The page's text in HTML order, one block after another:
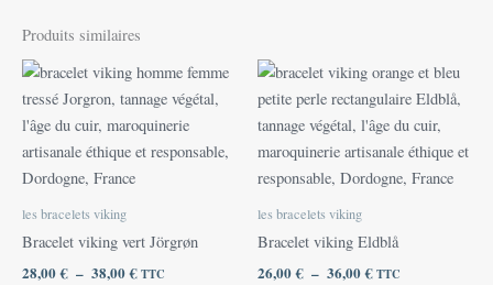
Produits similaires
les bracelets viking
Bracelet viking vert Jörgrøn
28,00€ – 38,00€
Plage
prix :
28,00 €
à
38,00 €
TTC
Ce
produit
a
plusieurs
peuvent
les bracelets viking
Bracelet viking Eldblå
26,00€ – 36,00€
Plage
prix :
26,00 €
36,00 €
TTC
Ce
produit
a
plusieurs
variations.